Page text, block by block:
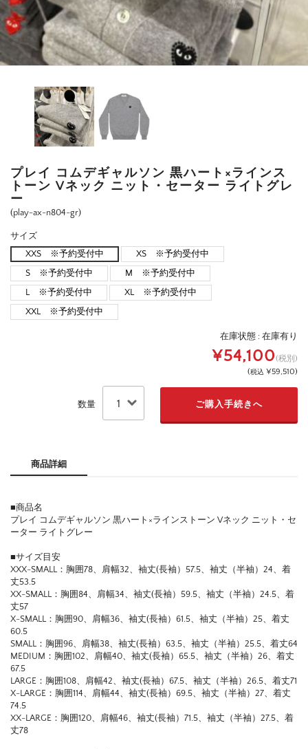
プレイ コムデギャルソン 黒ハート×ラインス
トーン Vネック ニット・セーター ライトグレ
ー
(play-ax-n804-gr)
サイズ
XXS ※予約受付中
XS ※予約受付中
S ※予約受付中
M ※予約受付中
L ※予約受付中
XL ※予約受付中
XXL ※予約受付中
在庫状態 : 在庫有り
¥54,100(税別)
(税込 ¥59,510)
数量
商品詳細
■商品名
プレイ コムデギャルソン 黒ハート×ラインストーン Vネック ニット・セ
ーター ライトグレー
■サイズ目安
XXX-SMALL：胸囲78、肩幅32、袖丈(長袖）57.5、袖丈（半袖）24、着
丈53.5
XX-SMALL：胸囲84、肩幅34、袖丈(長袖）59.5、袖丈（半袖）24.5、着
丈57
X-SMALL：胸囲90、肩幅36、袖丈(長袖）61.5、袖丈（半袖）25、着丈
60.5
SMALL：胸囲96、肩幅38、袖丈(長袖）63.5、袖丈（半袖）25.5、着丈64
MEDIUM：胸囲102、肩幅40、袖丈(長袖）65.5、袖丈（半袖）26、着丈
67.5
LARGE：胸囲108、肩幅42、袖丈(長袖）67.5、袖丈（半袖）26.5、着丈71
X-LARGE：胸囲114、肩幅44、袖丈(長袖）69.5、袖丈（半袖）27、着丈
74.5
XX-LARGE：胸囲120、肩幅46、袖丈(長袖）71.5、袖丈（半袖）27.5、着
丈78